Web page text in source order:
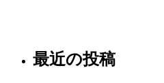
最近の投稿